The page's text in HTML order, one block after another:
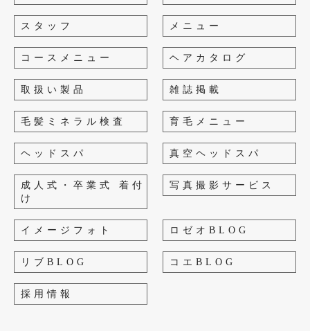
スタッフ メニュー
コースメニュー ヘアカタログ
取扱い製品 雑誌掲載
毛髪ミネラル検査 育毛メニュー
ヘッドスパ 真空ヘッドスパ
成人式・卒業式 着付
け
写真撮影サービス
イメージフォト ロゼオBLOG
リブBLOG コエBLOG
採用情報